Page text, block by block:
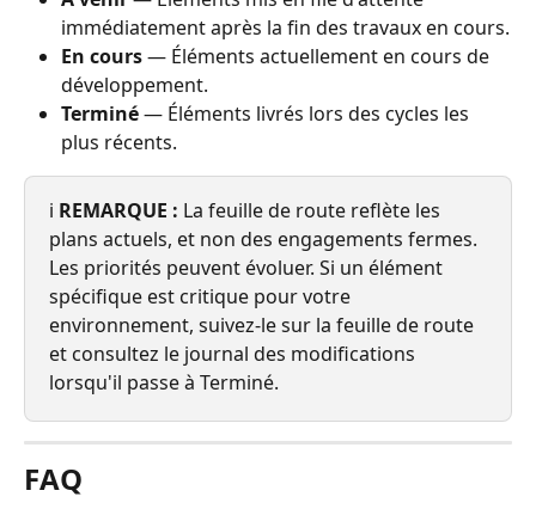
immédiatement après la fin des travaux en cours.
En cours — Éléments actuellement en cours de
développement.
Terminé — Éléments livrés lors des cycles les
plus récents.
ℹ️ REMARQUE : La feuille de route reflète les
plans actuels, et non des engagements fermes.
Les priorités peuvent évoluer. Si un élément
spécifique est critique pour votre
environnement, suivez-le sur la feuille de route
et consultez le journal des modifications
lorsqu'il passe à Terminé.
FAQ